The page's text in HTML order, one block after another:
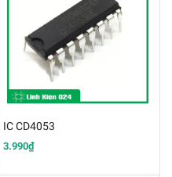
IC CD4053
3.990₫